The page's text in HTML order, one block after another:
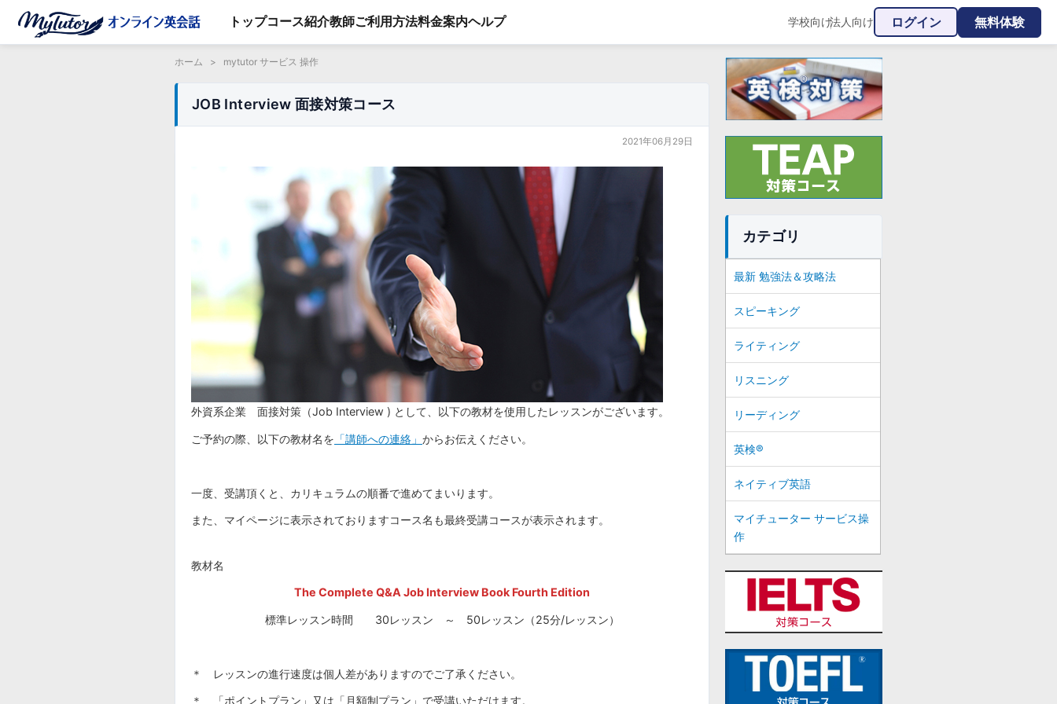
トップコース紹介教師ご利用方法料金案内ヘルプ 学校向け|法人向け ログイン 無料体験
ホーム > mytutor サービス 操作
JOB Interview 面接対策コース
2021年06月29日
外資系企業 面接対策（Job Interview ) として、以下の教材を使用したレッスンがございます。
ご予約の際、以下の教材名を 「講師への連絡」 からお伝えください。
一度、受講頂くと、カリキュラムの順番で進めてまいります。
また、マイページに表示されておりますコース名も最終受講コースが表示されます。
教材名
The Complete Q&A Job Interview Book Fourth Edition
標準レッスン時間 30レッスン ～ 50レッスン（25分/レッスン）
＊ レッスンの進行速度は個人差がありますのでご了承ください。
＊ 「ポイントプラン」又は「月額制プラン」で受講いただけます。
カテゴリ
最新 勉強法＆攻略法
スピーキング
ライティング
リスニング
リーディング
英検®
ネイティブ英語
マイチューター サービス操
作